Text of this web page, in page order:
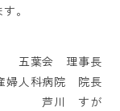
。
五葉会 理事長
婦人科病院 院長
芦川 すが